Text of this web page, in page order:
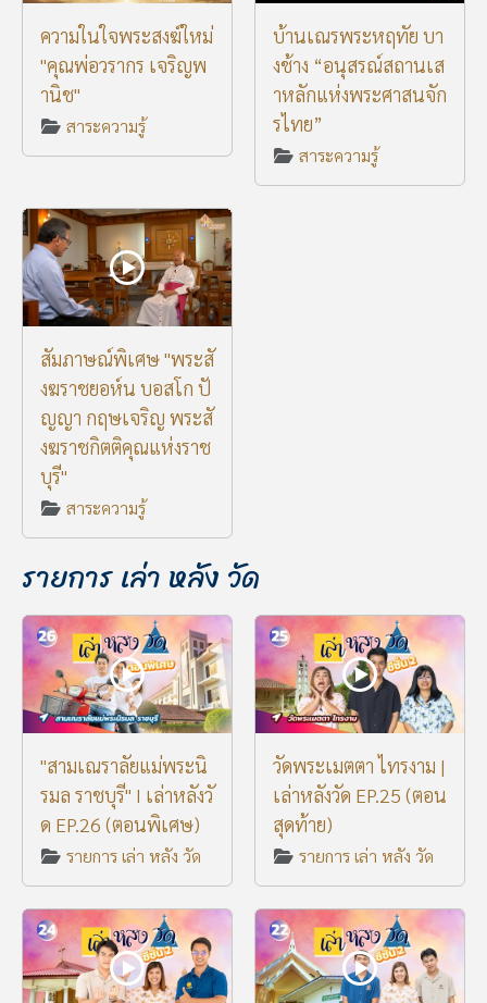
ความในใจพระสงฆ์ใหม่
"คุณพ่อวรากร เจริญพ
านิช"
สาระความรู้
บ้านเณรพระหฤทัย บา
งช้าง “อนุสรณ์สถานเส
าหลักแห่งพระศาสนจัก
รไทย”
สาระความรู้
สัมภาษณ์พิเศษ "พระสั
งฆราชยอห์น บอสโก ปั
ญญา กฤษเจริญ พระสั
งฆราชกิตติคุณแห่งราช
บุรี"
สาระความรู้
รายการ เล่า หลัง วัด
"สามเณราลัยแม่พระนิ
รมล ราชบุรี" I เล่าหลังวั
ด EP.26 (ตอนพิเศษ)
รายการ เล่า หลัง วัด
วัดพระเมตตา ไทรงาม |
เล่าหลังวัด EP.25 (ตอน
สุดท้าย)
รายการ เล่า หลัง วัด